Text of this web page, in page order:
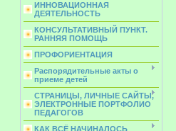
ИННОВАЦИОННАЯ
ДЕЯТЕЛЬНОСТЬ
КОНСУЛЬТАТИВНЫЙ ПУНКТ.
РАННЯЯ ПОМОЩЬ
ПРОФОРИЕНТАЦИЯ
Распорядительные акты о
приеме детей
СТРАНИЦЫ, ЛИЧНЫЕ САЙТЫ,
ЭЛЕКТРОННЫЕ ПОРТФОЛИО
ПЕДАГОГОВ
КАК ВСЁ НАЧИНАЛОСЬ